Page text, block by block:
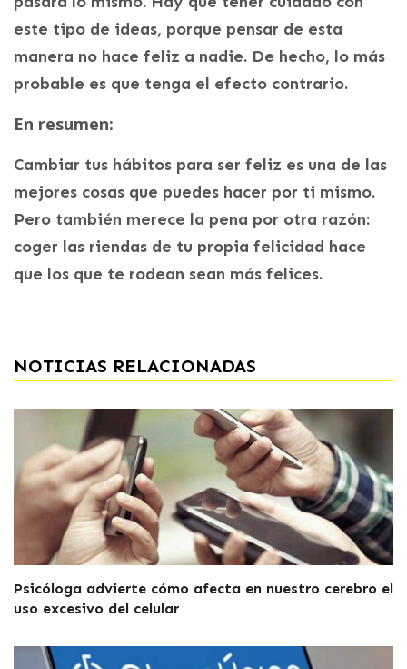
este tipo de ideas, porque pensar de esta
manera no hace feliz a nadie. De hecho, lo más
probable es que tenga el efecto contrario.
En resumen:
Cambiar tus hábitos para ser feliz es una de las
mejores cosas que puedes hacer por ti mismo.
Pero también merece la pena por otra razón:
coger las riendas de tu propia felicidad hace
que los que te rodean sean más felices.
NOTICIAS RELACIONADAS
Psicóloga advierte cómo afecta en nuestro cerebro el
uso excesivo del celular